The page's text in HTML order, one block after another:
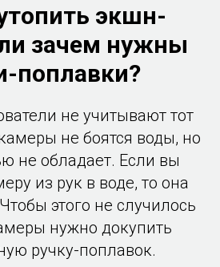
экшн-
зачем нужны
поплавки?
не учитывают тот
не боятся воды, но
не обладает. Если вы
из рук в воде, то она
этого не случилось
нужно докупить
ручку-поплавок.